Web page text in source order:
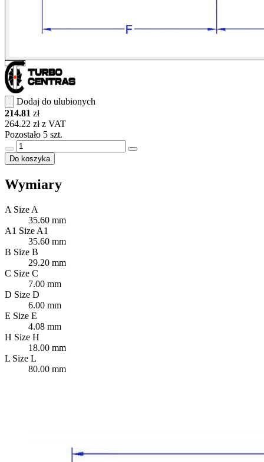
Dodaj do ulubionych
214.81 zł
264.22 zł z VAT
Pozostało 5 szt.
Do koszyka
Wymiary
A Size A
35.60 mm
A1 Size A1
35.60 mm
B Size B
29.20 mm
C Size C
7.00 mm
D Size D
6.00 mm
E Size E
4.08 mm
H Size H
18.00 mm
L Size L
80.00 mm